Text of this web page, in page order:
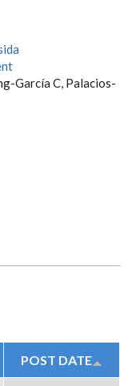
García C, Palacios-
POST DATE